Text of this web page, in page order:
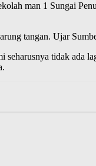
man 1 Sungai
tangan. Ujar
seharusnya tidak ada